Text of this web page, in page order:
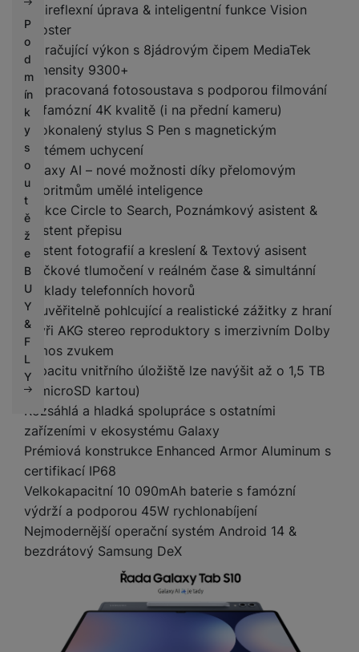
P
o
d
m
ín
k
y
s
o
u
t
ě
ž
e
B
U
Y
&
F
L
Y
Antireflexní úprava & inteligentní funkce Vision
Booster
Omračující výkon s 8jádrovým čipem MediaTek
Dimensity 9300+
Propracovaná fotosoustava s podporou filmování
ve famózní 4K kvalitě (i na přední kameru)
Zdokonalený stylus S Pen s magnetickým
systémem uchycení
Galaxy AI – nové možnosti díky přelomovým
algoritmům umělé inteligence
Funkce Circle to Search, Poznámkový asistent &
Asistent přepisu
Asistent fotografií a kreslení & Textový asisent
Špičkové tlumočení v reálném čase & simultánní
překlady telefonních hovorů
Neuvěřitelně pohlcující a realistické zážitky z hraní
Čtyři AKG stereo reproduktory s imerzivním Dolby
Atmos zvukem
Kapacitu vnitřního úložiště lze navýšit až o 1,5 TB
(s microSD kartou)
Rozsáhlá a hladká spolupráce s ostatními
zařízeními v ekosystému Galaxy
Prémiová konstrukce Enhanced Armor Aluminum s
certifikací IP68
Velkokapacitní 10 090mAh baterie s famózní
výdrží a podporou 45W rychlonabíjení
Nejmodernější operační systém Android 14 &
bezdrátový Samsung DeX